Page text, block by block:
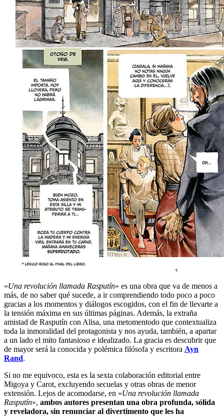
«Una revolución llamada Rasputín» es una obra que va de menos a
más, de no saber qué sucede, a ir comprendiendo todo poco a poco
gracias a los momentos y diálogos escogidos, con el fin de llevarte a
la tensión máxima en sus últimas páginas. Además, la extraña
amistad de Rasputín con Alisa, una metomentodo que contextualiza
toda la inmoralidad del protagonista y nos ayuda, también, a apartar
a un lado el mito fantasioso e idealizado. La gracia es descubrir que
de mayor será la conocida y polémica filósofa y escritora Ayn
Rand.
Si no me equivoco, esta es la sexta colaboración editorial entre
Migoya y Carot, excluyendo secuelas y otras obras de menor
extensión. Lejos de acomodarse, en «Una revolución llamada
Rasputín», ambos autores presentan una obra profunda, sólida
y reveladora, sin renunciar al divertimento que les ha